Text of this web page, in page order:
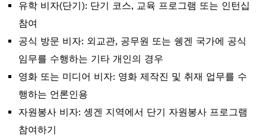
유학 비자(단기): 단기 코스, 교육 프로그램 또는 인턴십
참여
공식 방문 비자: 외교관, 공무원 또는 쉥겐 국가에 공식
임무를 수행하는 기타 개인의 경우
영화 또는 미디어 비자: 영화 제작진 및 취재 업무를 수
행하는 언론인용
자원봉사 비자: 솅겐 지역에서 단기 자원봉사 프로그램
참여하기